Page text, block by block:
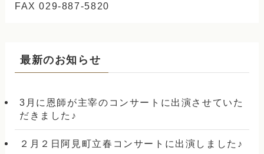
FAX 029-887-5820
最新のお知らせ
3月に恩師が主宰のコンサートに出演させていた
だきました♪
２月２日阿見町立春コンサートに出演しました♪